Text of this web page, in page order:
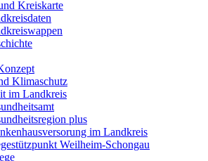
Kreiskarte
Klimaschutz
im Landkreis
plus
im Landkreis
Weilheim-Schongau